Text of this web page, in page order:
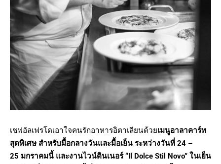
เชฟอัลเฟรโดเอาใจคนรักอาหารอิตาเลียนด้วยเมนูอาลาคาร์ท
สุดพิเศษ สำหรับมื้อกลางวันและมื้อเย็น ระหว่างวันที่ 24 –
25 มกราคมนี้ และงานไวน์ดินเนอร์ “Il Dolce Stil Novo” ในเย็น